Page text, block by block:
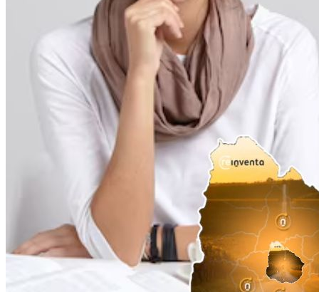
Contacto
Ingresa tu Curriculum ->